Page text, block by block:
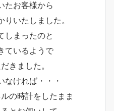
たお客様から
りいたしました。
しまったのと
ているようで
きました。
なければ・・・
の時計をしたまま